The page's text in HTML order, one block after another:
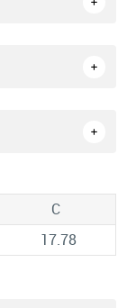
C
17.78